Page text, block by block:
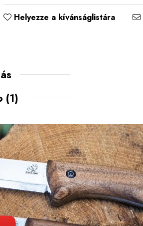
Helyezze a kívánságlistára
(1)